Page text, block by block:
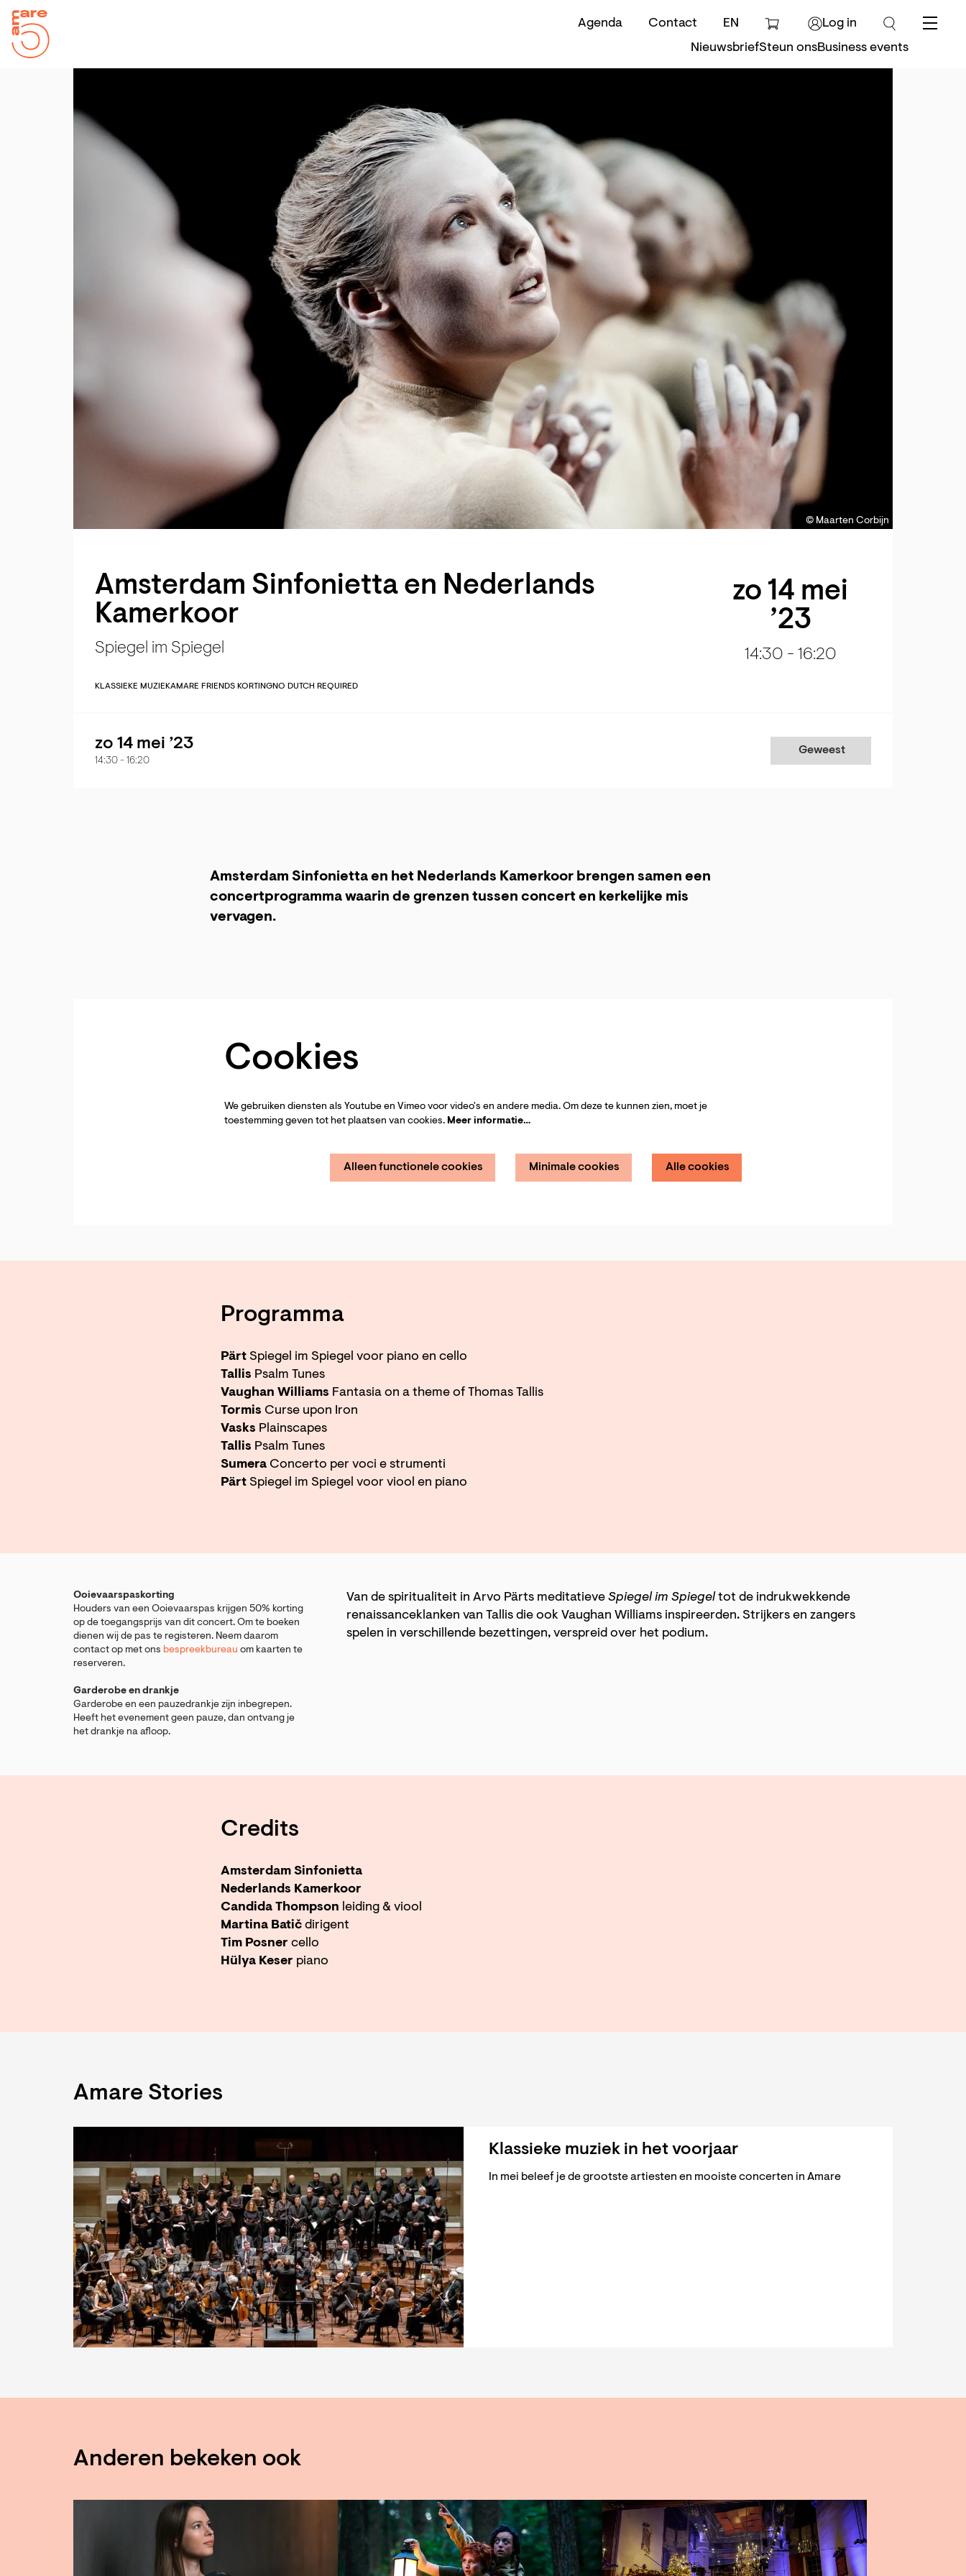
Agenda Contact EN
Log in
NieuwsbriefSteun onsBusiness events
© Maarten Corbijn
Amsterdam Sinfonietta en Nederlands
Kamerkoor
Spiegel im Spiegel
KLASSIEKE MUZIEKAMARE FRIENDS KORTINGNO DUTCH REQUIRED
zo 14 mei
’23
14:30 - 16:20
zo 14 mei ’23
14:30 - 16:20
Geweest
Amsterdam Sinfonietta en het Nederlands Kamerkoor brengen samen een
concertprogramma waarin de grenzen tussen concert en kerkelijke mis
vervagen.
Cookies
We gebruiken diensten als Youtube en Vimeo voor video's en andere media. Om deze te kunnen zien, moet je
toestemming geven tot het plaatsen van cookies. Meer informatie…
Alleen functionele cookies Minimale cookies Alle cookies
Programma
Pärt Spiegel im Spiegel voor piano en cello
Tallis Psalm Tunes
Vaughan Williams Fantasia on a theme of Thomas Tallis
Tormis Curse upon Iron
Vasks Plainscapes
Tallis Psalm Tunes
Sumera Concerto per voci e strumenti
Pärt Spiegel im Spiegel voor viool en piano
Van de spiritualiteit in Arvo Pärts meditatieve Spiegel im Spiegeltot de indrukwekkende
renaissanceklanken van Tallis die ook Vaughan Williams inspireerden. Strijkers en zangers
spelen in verschillende bezettingen, verspreid over het podium.
Ooievaarspaskorting
Houders van een Ooievaarspas krijgen 50% korting
op de toegangsprijs van dit concert. Om te boeken
dienen wij de pas te registeren. Neem daarom
contact op met ons bespreekbureau om kaarten te
reserveren.
Garderobe en drankje
Garderobe en een pauzedrankje zijn inbegrepen.
Heeft het evenement geen pauze, dan ontvang je
het drankje na afloop.
Credits
Amsterdam Sinfonietta
Nederlands Kamerkoor
Candida Thompson leiding & viool
Martina Batič dirigent
Tim Posner cello
Hülya Keser piano
Amare Stories
Klassieke muziek in het voorjaar
In mei beleef je de grootste artiesten en mooiste concerten in Amare
Anderen bekeken ook